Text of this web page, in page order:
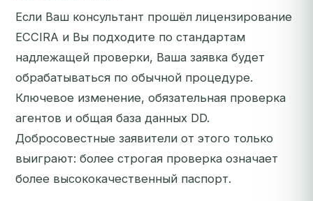
Если Ваш консультант прошёл лицензирование
ECCIRA и Вы подходите по стандартам
надлежащей проверки, Ваша заявка будет
обрабатываться по обычной процедуре.
Ключевое изменение, обязательная проверка
агентов и общая база данных DD.
Добросовестные заявители от этого только
выиграют: более строгая проверка означает
более высококачественный паспорт.